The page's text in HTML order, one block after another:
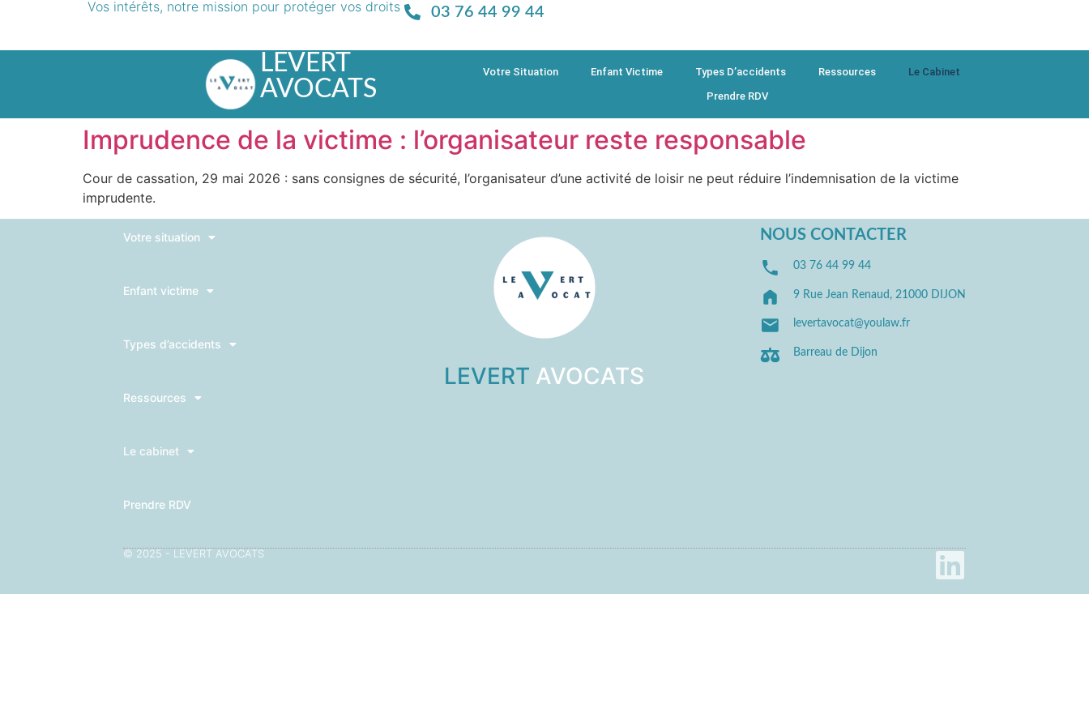
Vos intérêts, notre mission pour protéger vos droits 03 76 44 99 44
LEVERT
AVOCATS
Votre Situation Enfant Victime Types D’accidents Ressources
Le Cabinet
Prendre RDV
Imprudence de la victime : l’organisateur reste responsable
Cour de cassation, 29 mai 2026 : sans consignes de sécurité, l’organisateur d’une activité de loisir ne peut réduire l’indemnisation de la victime
imprudente.
Votre situation
Enfant victime
Types d’accidents
Ressources
Le cabinet
Prendre RDV
LEVERT AVOCATS
NOUS CONTACTER
03 76 44 99 44
9 Rue Jean Renaud, 21000 DIJON
levertavocat@youlaw.fr
Barreau de Dijon
© 2025 - LEVERT AVOCATS